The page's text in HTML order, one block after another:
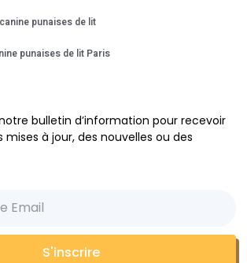
punaises de lit
punaises de lit Paris
bulletin d’information pour recevoir
à jour, des nouvelles ou des
S'inscrire